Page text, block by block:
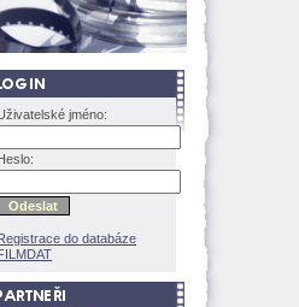
jméno:
do databáze